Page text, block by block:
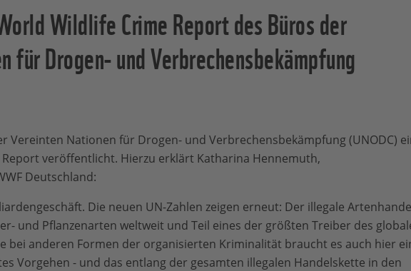
Wildlife Crime Report des Büros der
für Drogen- und Verbrechensbekämpfung
Vereinten Nationen für Drogen- und Verbrechensbekämpfung (UNODC)
veröffentlicht. Hierzu erklärt Katharina Hennemuth,
Deutschland:
Die neuen UN-Zahlen zeigen erneut: Der illegale
und Pflanzenarten weltweit und Teil eines der größten Treiber des
bei anderen Formen der organisierten Kriminalität braucht es auch hier
Vorgehen - und das entlang der gesamten illegalen Handelskette in den